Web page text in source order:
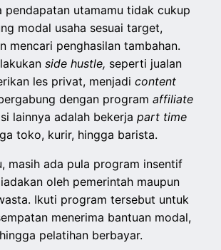
pendapatan utamamu tidak cukup
modal usaha sesuai target,
mencari penghasilan tambahan.
side hustle, seperti jualan
les privat, menjadicontent
dengan programaffiliate
lainnya adalah bekerjapart time
toko, kurir, hingga barista.
masih ada pula program insentif
oleh pemerintah maupun
Ikuti program tersebut untuk
menerima bantuan modal,
pelatihan berbayar.